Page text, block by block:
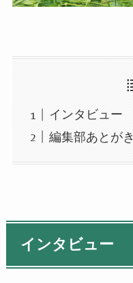
インタビュー
編集部あとがき
インタビュー